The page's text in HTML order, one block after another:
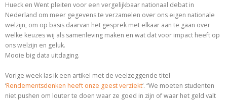
Hueck en Went pleiten voor een vergelijkbaar nationaal debat in
Nederland om meer gegevens te verzamelen over ons eigen nationale
welzijn, om op basis daarvan het gesprek met elkaar aan te gaan over
welke keuzes wij als samenleving maken en wat dat voor impact heeft op
ons welzijn en geluk.
Mooie big data uitdaging.
Vorige week las ik een artikel met de veelzeggende titel
‘Rendementsdenken heeft onze geest verziekt‘. “We moeten studenten
niet pushen om louter te doen waar ze goed in zijn of waar het geld valt